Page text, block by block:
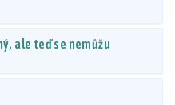
ale teď se nemůžu